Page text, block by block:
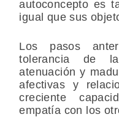
autoconcepto es
igual que sus
Los pasos
tolerancia de
atenuación y
afectivas y
creciente
empatía con los